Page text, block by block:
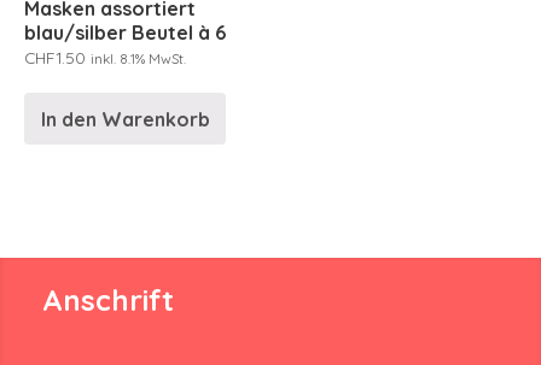
Masken assortiert
blau/silber Beutel à 6
CHF1.50 inkl. 8.1% MwSt.
In den Warenkorb
Anschrift